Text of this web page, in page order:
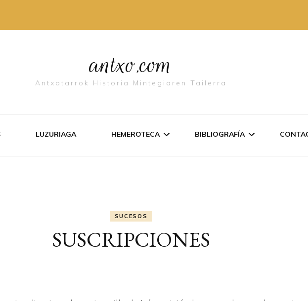
antxo.com
Antxotarrok Historia Mintegiaren Tailerra
LUZURIAGA HEMEROTECA
ARTÍ­CULOS
BIBLIOGRAFÍ­A
SUCESOS
SUSCRIPCIONES